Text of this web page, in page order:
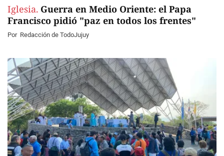
Iglesia. Guerra en Medio Oriente: el Papa
Francisco pidió "paz en todos los frentes"
Por Redacción de TodoJujuy